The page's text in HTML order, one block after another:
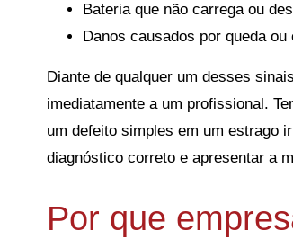
Bateria que não carrega ou
Danos causados por queda
Diante de qualquer um desses
imediatamente a um profissional.
um defeito simples em um estrago
diagnóstico correto e apresentar a
Por que